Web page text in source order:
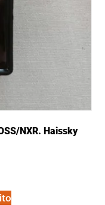
NXR. Haissky